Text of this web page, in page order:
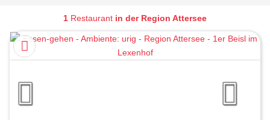
1 Restaurant in der Region Attersee